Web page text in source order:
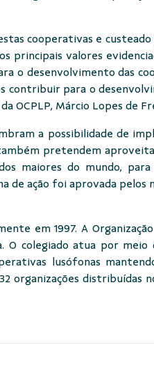
cooperativas e
principais valores
o desenvolvimento das
contribuir para o
OCPLP, Márcio Lopes de
a possibilidade de
pretendem
maiores do mundo,
de ação foi aprovada pelos
em 1997. A
O colegiado atua por
lusófonas
organizações distribuídas